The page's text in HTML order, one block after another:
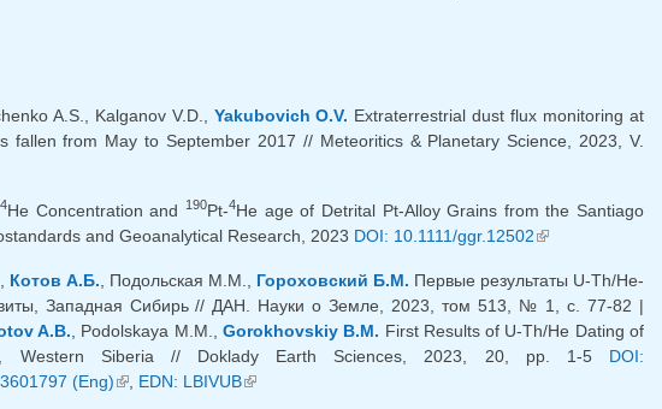
A.S., Kalganov V.D., Yakubovich O.V. Extraterrestrial dust flux monitoring at
fallen from May to September 2017 // Meteoritics & Planetary Science, 2023, V.
4He Concentration and 190Pt-4He age of Detrital Pt-Alloy Grains from the Santiago
and Geoanalytical Research, 2023 DOI: 10.1111/ggr.12502(внешняя
Котов А.Б. , Подольская М.М., Гороховский Б.М. Первые результаты U-Th/He-
свиты, Западная Сибирь // ДАН. Науки о Земле, 2023, том 513, № 1, с. 77-82 |
A.B. , Podolskaya M.M.,Gorokhovskiy B.M. First Results of U-Th/He Dating of
Western Siberia // Doklady Earth Sciences, 2023, 20, pp. 1-5 DOI:
(Eng)(внешняя ссылка)
, EDN: LBIVUB(внешняя ссылка)